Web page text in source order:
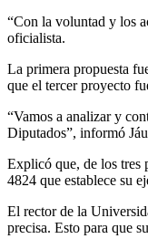
“Con la voluntad y los
oficialista.
La primera propuesta
que el tercer proyecto
“Vamos a analizar y
Diputados”, informó
Explicó que, de los tres
4824 que establece su
El rector de la
precisa. Esto para que